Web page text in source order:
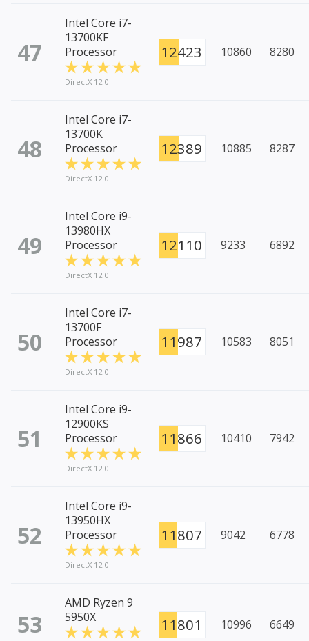
47
Intel Core i7-
13700KF
Processor
DirectX 12.0
12423 10860 8280
48
Intel Core i7-
13700K
Processor
DirectX 12.0
12389 10885 8287
49
Intel Core i9-
13980HX
Processor
DirectX 12.0
12110 9233 6892
50
Intel Core i7-
13700F
Processor
DirectX 12.0
11987 10583 8051
51
Intel Core i9-
12900KS
Processor
DirectX 12.0
11866 10410 7942
52
Intel Core i9-
13950HX
Processor
DirectX 12.0
11807 9042 6778
53
AMD Ryzen 9
5950X
11801 10996 6649